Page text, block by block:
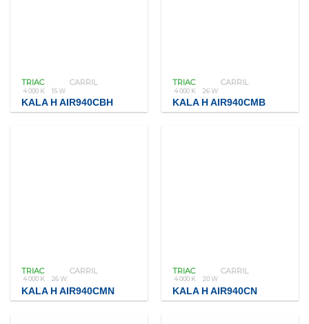
TRIAC CARRIL
4 000 K 15 W
KALA H AIR940CBH
TRIAC CARRIL
4 000 K 26 W
KALA H AIR940CMB
TRIAC CARRIL
4 000 K 26 W
KALA H AIR940CMN
TRIAC CARRIL
4 000 K 20 W
KALA H AIR940CN